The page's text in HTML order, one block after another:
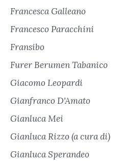
Francesca Galleano
Francesco Paracchini
Fransibo
Furer Berumen Tabanico
Giacomo Leopardi
Gianfranco D'Amato
Gianluca Mei
Gianluca Rizzo (a cura di)
Gianluca Sperandeo